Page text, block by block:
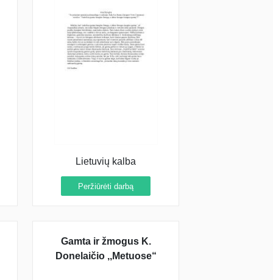
Lietuvių kalba
Peržiūrėti darbą
Gamta ir žmogus K.
Donelaičio ,,Metuose“